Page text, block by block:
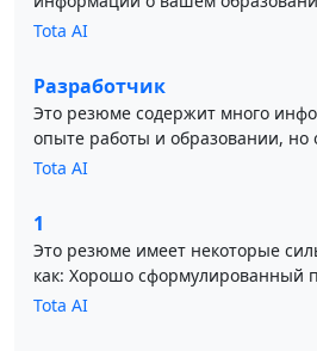
Tota AI
Разработчик
Это резюме содержит много
опыте работы и образовании, но
Tota AI
1
Это резюме имеет некоторые
как: Хорошо сформулированный
Tota AI